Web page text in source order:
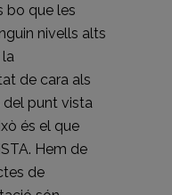
bo que les
nivells alts
la
de cara als
del punt vista
és el que
Hem de
de